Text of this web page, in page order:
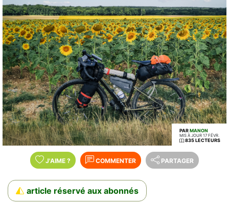
PARMANON
MIS À JOUR 17 FÉVR.
835 LECTEURS
J'AIME ? COMMENTER PARTAGER
article réservé aux abonnés